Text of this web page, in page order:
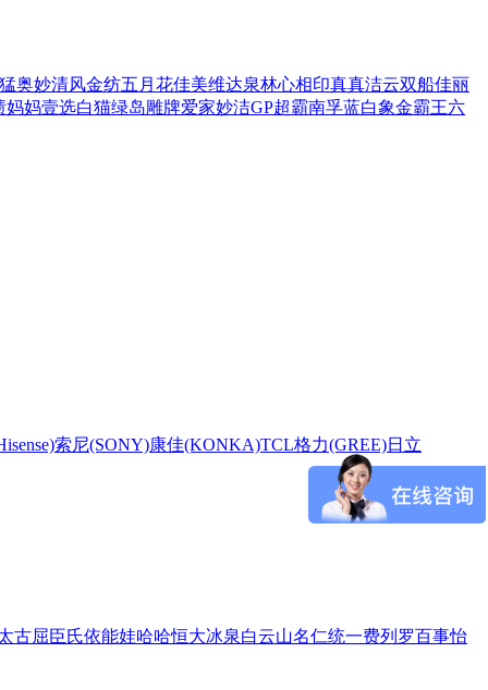
奥妙清风金纺五月花佳美维达泉林心相印真真洁云双船佳丽
妈妈壹选白猫绿岛雕牌爱家妙洁GP超霸南孚蓝白象金霸王六
索尼(SONY)康佳(KONKA)TCL格力(GREE)日立
古屈臣氏依能娃哈哈恒大冰泉白云山名仁统一费列罗百事怡